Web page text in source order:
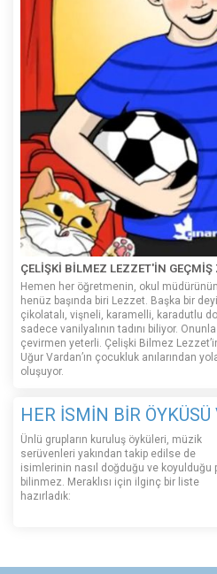
ÇELİŞKİ BİLMEZ LEZZET'İN
Hemen her öğretmenin, okul
henüz başında biri Lezzet. Başka bir
çikolatalı, vişneli, karamelli, karadutlu
sadece vanilyalının tadını biliyor.
çevirmen yeterli. Çelişki Bilmez
Uğur Vardan’ın çocukluk anılarından
oluşuyor.
HER İSMİN BİR ÖYKÜSÜ
Ünlü grupların kuruluş öyküleri, müzik
serüvenleri yakından takip edilse de
isimlerinin nasıl doğduğu ve koyulduğu
bilinmez. Meraklısı için ilginç bir liste
hazırladık: